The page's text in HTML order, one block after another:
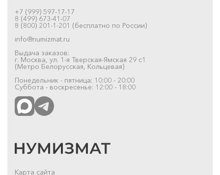
+7 (999) 597-17-17
8 (499) 673-41-07
8 (800) 201-1-201 (бесплатно по России)
info@numizmat.ru
Выдача заказов:
г. Москва, ул. 1-я Тверская-Ямская 29 с1
(Метро Белорусская, Кольцевая)
Понедельник - пятница: 10:00 - 20:00
Суббота - воскресенье: 12:00 - 18:00
Карта сайта